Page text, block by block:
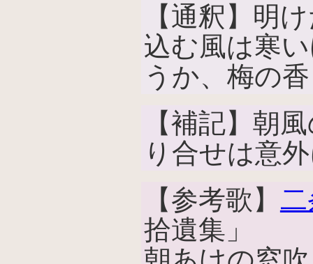
【通釈】明
込む風は寒
うか、梅の
【補記】朝
り合せは意
【参考歌】
拾遺集」